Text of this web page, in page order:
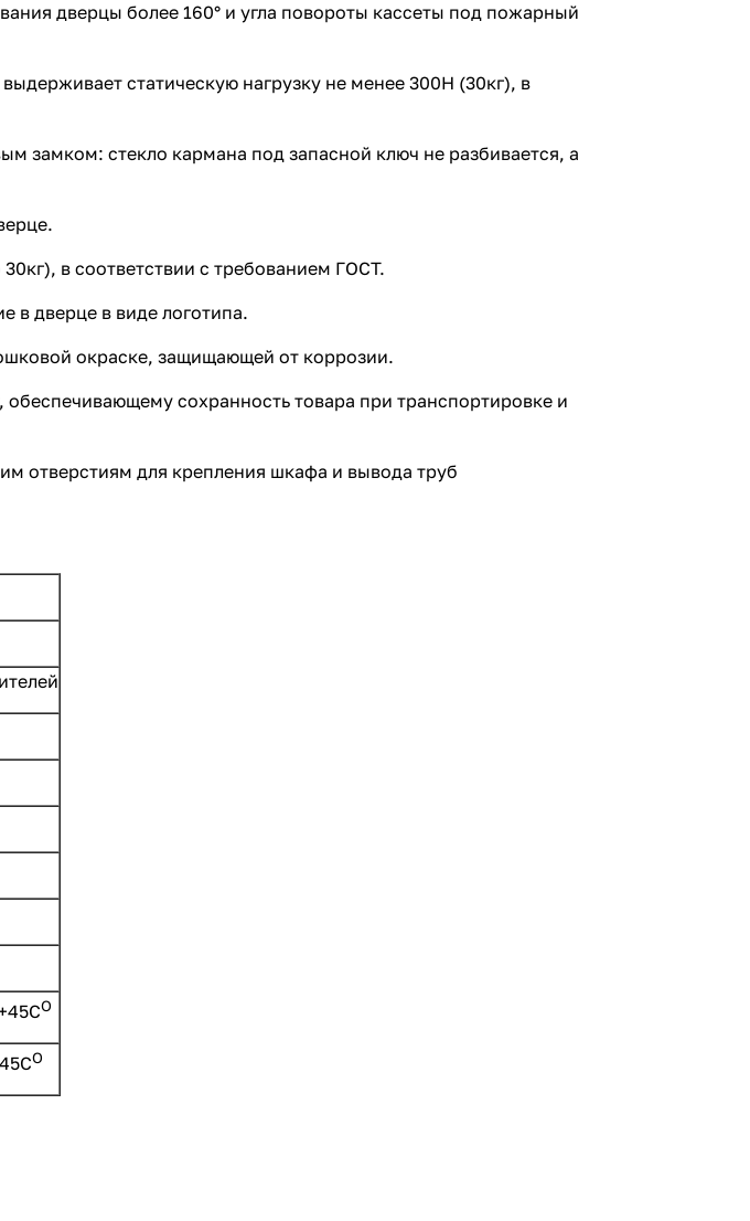
дверцы более 160° и угла повороты кассеты под пожарный
статическую нагрузку не менее 300Н (30кг), в
замком: стекло кармана под запасной ключ не разбивается, а
в соответствии с требованием ГОСТ.
в дверце в виде логотипа.
окраске, защищающей от коррозии.
сохранность товара при транспортировке и
отверстиям для крепления шкафа и вывода труб
О
О